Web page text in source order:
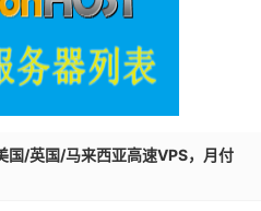
/英国/马来西亚高速VPS，月付